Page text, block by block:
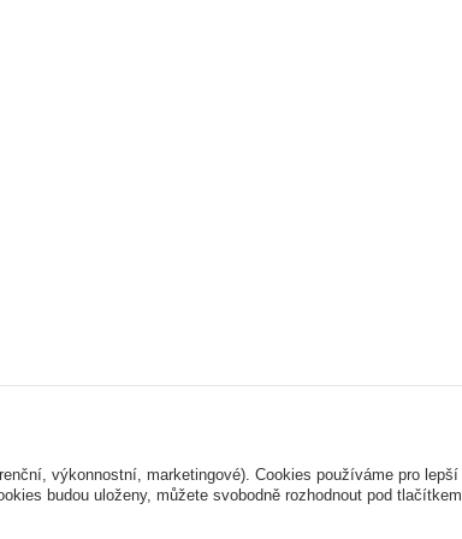
výkonnostní, marketingové). Cookies používáme pro lepší
budou uloženy, můžete svobodně rozhodnout pod tlačítkem